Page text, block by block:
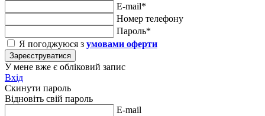
E-mail*
Номер телефону
Пароль*
Я погоджуюся з умовами оферти
Зареєструватися
У мене вже є обліковий запис
Вхід
Скинути пароль
Відновіть свій пароль
E-mail